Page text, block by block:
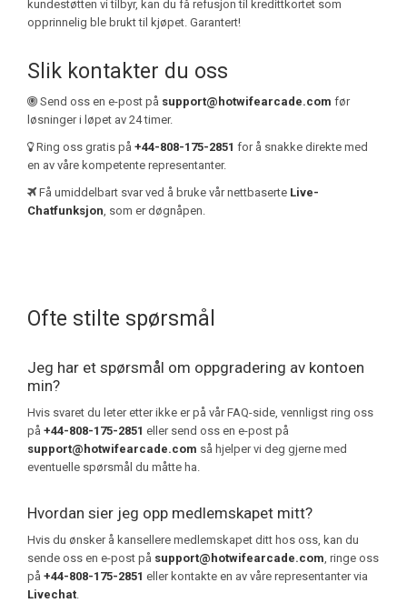
kundestøtten vi tilbyr, kan du få refusjon til kredittkortet som
opprinnelig ble brukt til kjøpet. Garantert!
Slik kontakter du oss
Send oss en e-post på support@hotwifearcade.com før
løsninger i løpet av 24 timer.
Ring oss gratis på +44-808-175-2851 for å snakke direkte med
en av våre kompetente representanter.
Få umiddelbart svar ved å bruke vår nettbaserte Live-
Chatfunksjon , som er døgnåpen.
Ofte stilte spørsmål
Jeg har et spørsmål om oppgradering av kontoen
min?
Hvis svaret du leter etter ikke er på vår FAQ-side, vennligst ring oss
på +44-808-175-2851 eller send oss en e-post på
support@hotwifearcade.com så hjelper vi deg gjerne med
eventuelle spørsmål du måtte ha.
Hvordan sier jeg opp medlemskapet mitt?
Hvis du ønsker å kansellere medlemskapet ditt hos oss, kan du
sende oss en e-post på support@hotwifearcade.com , ringe oss
på +44-808-175-2851 eller kontakte en av våre representanter via
Livechat